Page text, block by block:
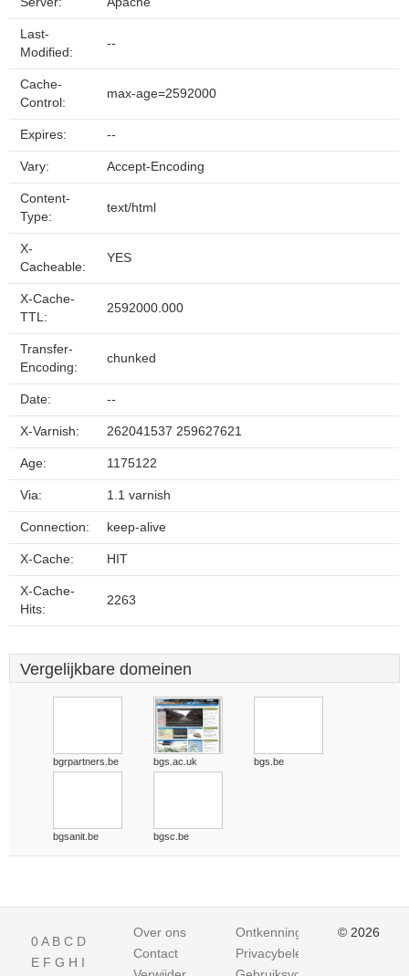
Last-
Modified:
--
Cache-
Control:
max-age=2592000
Expires: --
Vary: Accept-Encoding
Content-
Type:
text/html
X-
Cacheable:
YES
X-Cache-
TTL:
2592000.000
Transfer-
Encoding:
chunked
Date: --
X-Varnish: 262041537 259627621
Age: 1175122
Via: 1.1 varnish
Connection: keep-alive
X-Cache: HIT
X-Cache-
Hits:
2263
Vergelijkbare domeinen
bgrpartners.be bgs.ac.uk bgs.be
bgsanit.be bgsc.be
0A B C D
E F G H I
Over ons
Contact
Ontkenning
Privacybeleid
© 2026